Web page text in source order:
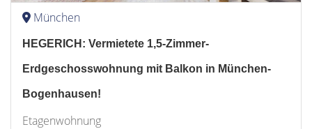
München
HEGERICH: Vermietete 1,5-Zimmer-
Erdgeschosswohnung mit Balkon in München-
Bogenhausen!
Etagenwohnung